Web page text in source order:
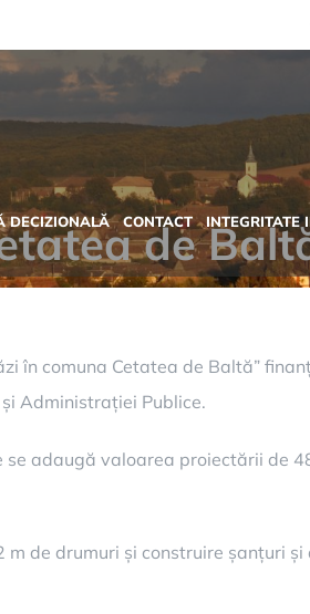
DECIZIONALĂ CONTACT INTEGRITATE
de
în comuna Cetatea de Baltă”
Administrației Publice.
adaugă valoarea proiectării de
de drumuri și construire șanțuri